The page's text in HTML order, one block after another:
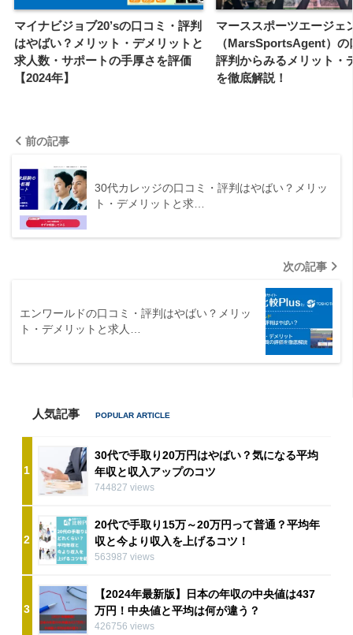
マイナビジョブ20’sの口コミ・評判
はやばい？メリット・デメリットと
求人数・サポートの手厚さを評価
【2024年】
マーススポーツエージェ
（MarsSportsAgent）の
評判からみるメリット・
を徹底解説！
前の記事
30代カレッジの口コミ・評判はやばい？メリッ
ト・デメリットと求…
次の記事
エンワールドの口コミ・評判はやばい？メリッ
ト・デメリットと求人…
人気記事
1
30代で手取り20万円はやばい？気になる平均
年収と収入アップのコツ
744827 views
2
20代で手取り15万～20万円って普通？平均年
収と今より収入を上げるコツ！
563987 views
3
【2024年最新版】日本の年収の中央値は437
万円！中央値と平均は何が違う？
426756 views